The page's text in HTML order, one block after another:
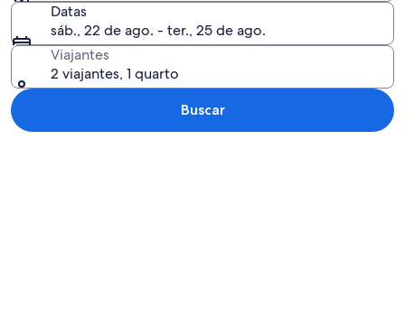
Datas
sáb., 22 de ago. - ter., 25 de ago.
Viajantes
2 viajantes, 1 quarto
Buscar